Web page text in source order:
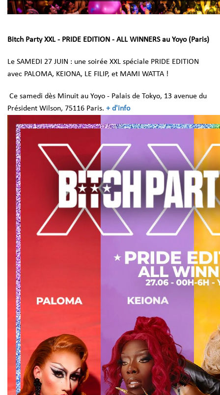
Bitch Party XXL - PRIDE EDITION - ALL WINNERS au Yoyo (Paris)
Le SAMEDI 27 JUIN : une soirée XXL spéciale PRIDE EDITION
avec PALOMA, KEIONA, LE FILIP, et MAMI WATTA !
Ce samedi dès Minuit au Yoyo - Palais de Tokyo, 13 avenue du
Président Wilson, 75116 Paris. + d'info